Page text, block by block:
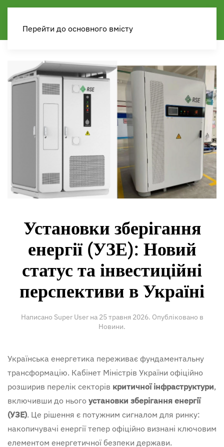
Перейти до основного вмісту
Установки зберігання
енергії (УЗЕ): Новий
статус та інвестиційні
перспективи в Україні
Написано Super User на 25 травня 2026. Опубліковано в
Новини.
Українська енергетика переживає фундаментальну
трансформацію. Кабінет Міністрів України офіційно
розширив перелік секторів критичної інфраструктури,
включивши до нього установки зберігання енергії
(УЗЕ). Це рішення є потужним сигналом для ринку:
накопичувачі енергії тепер офіційно визнані ключовим
елементом енергетичної безпеки держави.